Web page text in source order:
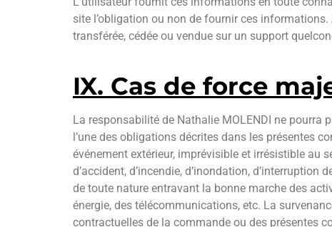
site l’obligation ou non de fournir ces informations.
transférée, cédée ou vendue sur un support
IX. Cas de force
La responsabilité de Nathalie MOLENDI ne pourra
l’une des obligations décrites dans les présentes
événement extérieur, imprévisible et irrésistible au
d’accident, d’incendie, d’inondation,
de toute nature entravant la bonne marche des
énergie, des télécommunications, etc. La
contractuelles de la commande ou des présentes